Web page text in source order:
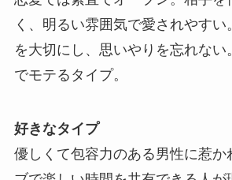
く、明るい雰囲気で愛されやすい
を大切にし、思いやりを忘れない
でモテるタイプ。
好きなタイプ
優しくて包容力のある男性に惹か